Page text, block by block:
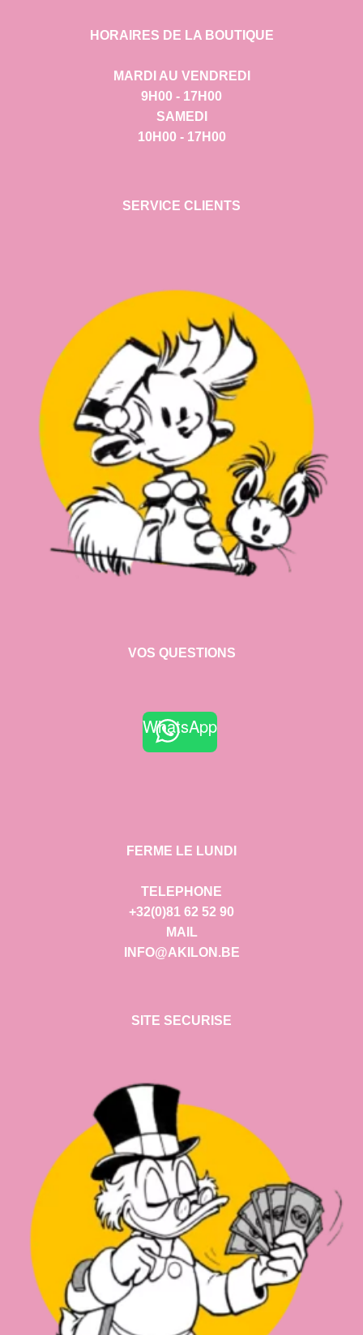
HORAIRES DE LA BOUTIQUE
MARDI AU VENDREDI
9H00 - 17H00
SAMEDI
10H00 - 17H00
SERVICE CLIENTS
VOS QUESTIONS
WhatsApp
FERME LE LUNDI
TELEPHONE
+32(0)81 62 52 90
MAIL
INFO@AKILON.BE
SITE SECURISE